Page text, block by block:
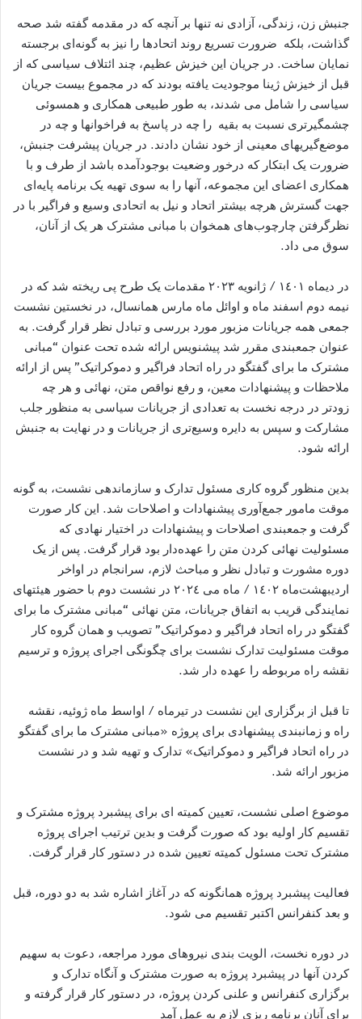
جنبش زن، زندگی، آزادی نه تنها بر آنچه که در مقدمه گفته شد صحه
گذاشت، بلکه ضرورت تسريع روند اتحادها را نيز به گونه‌ای برجسته
نمايان ساخت. در جريان اين خيزش عظيم، چند ائتلاف سياسی که از
قبل از خيزش ژينا موجوديت يافته بودند که در مجموع بيست جريان
سياسی را شامل می شدند، به طور طبيعی همکاری و همسوئی
چشمگيرتری نسبت به بقيه را چه در پاسخ به فراخوانها و چه در
موضع‌گيريهای معينی از خود نشان دادند. در جريان پيشرفت جنبش،
ضرورت يک ابتکار که درخور وضعيت بوجودآمده باشد از طرف و با
همکاری اعضای اين مجموعه، آنها را به سوی تهيه يک برنامه پايه‌ای
جهت گسترش هرچه بيشتر اتحاد و نيل به اتحادی وسيع و فراگير با در
نظرگرفتن چارچوب‌های همخوان با مبانی مشترک هر يک از آنان،
سوق می داد.
در ديماه ١٤٠١ / ژانويه ٢٠٢٣ مقدمات يک طرح پی ريخته شد که در
نيمه دوم اسفند ماه و اوائل ماه مارس همانسال، در نخستين نشست
جمعی همه جريانات مزبور مورد بررسی و تبادل نظر قرار گرفت. به
عنوان جمعبندی مقرر شد پيشنويس ارائه شده تحت عنوان “مبانی
مشترک ما برای گفتگو در راه اتحاد فراگير و دموکراتيک” پس از ارائه
ملاحظات و پيشنهادات معين، و رفع نواقص متن، نهائی و هر چه
زودتر در درجه نخست به تعدادی از جريانات سياسی به منظور جلب
مشارکت و سپس به دايره وسيع‌تری از جريانات و در نهايت به جنبش
ارائه شود.
بدين منظور گروه کاری مسئول تدارک و سازماندهی نشست، به گونه
موقت مامور جمع‌آوری پيشنهادات و اصلاحات شد. اين کار صورت
گرفت و جمعبندی اصلاحات و پيشنهادات در اختيار نهادی که
مسئوليت نهائی کردن متن را عهده‌دار بود قرار گرفت. پس از يک
دوره مشورت و تبادل نظر و مباحث لازم، سرانجام در اواخر
ارديبهشت‌ماه ١٤٠٢ / ماه می ٢٠٢٤ در نشست دوم با حضور هيئتهای
نمايندگی قريب به اتفاق جريانات، متن نهائی “مبانی مشترک ما برای
گفتگو در راه اتحاد فراگير و دموکراتيک” تصويب و همان گروه کار
موقت مسئوليت تدارک نشست برای چگونگی اجرای پروژه و ترسيم
نقشه راه مربوطه را عهده دار شد.
تا قبل از برگزاری اين نشست در تيرماه / اواسط ماه ژوئيه، نقشه
راه و زمانبندی پيشنهادی برای پروژه «مبانی مشترک ما برای گفتگو
در راه اتحاد فراگیر و دموکراتیک» تدارک و تهيه شد و در نشست
مزبور ارائه شد.
موضوع اصلی نشست، تعیین کمیته ای برای پيشبرد پروژه مشترک و
تقسيم کار اوليه بود که صورت گرفت و بدين ترتيب اجرای پروژه
مشترک تحت مسئول کميته تعيين شده در دستور کار قرار گرفت.
فعاليت پيشبرد پروژه همانگونه که در آغاز اشاره شد به دو دوره، قبل
و بعد کنفرانس اکتبر تقسيم می شود.
در دوره نخست، الويت بندی نيروهای مورد مراجعه، دعوت به سهيم
کردن آنها در پيشبرد پروژه به صورت مشترک و آنگاه تدارک و
برگزاری کنفرانس و علنی کردن پروژه، در دستور کار قرار گرفته و
برای آنان برنامه ريزی لازم به عمل آمد